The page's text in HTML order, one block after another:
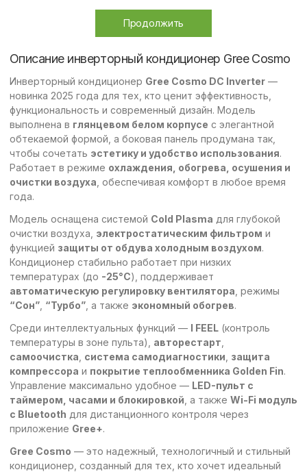
Продолжить
Описание инверторный кондиционер Gree Cosmo
Инверторный кондиционер Gree Cosmo DC Inverter —
новинка 2025 года для тех, кто ценит эффективность,
функциональность и современный дизайн. Модель
выполнена в глянцевом белом корпусе с элегантной
обтекаемой формой, а боковая панель продумана так,
чтобы сочетать эстетику и удобство использования.
Работает в режиме охлаждения, обогрева, осушения и
очистки воздуха , обеспечивая комфорт в любое время
года.
Модель оснащена системой Cold Plasma для глубокой
очистки воздуха, электростатическим фильтром и
функцией защиты от обдува холодным воздухом.
Кондиционер стабильно работает при низких
температурах (до -25°C), поддерживает
автоматическую регулировку вентилятора , режимы
“Сон” “Турбо” , а также экономный обогрев.
Среди интеллектуальных функций — I FEEL (контроль
температуры в зоне пульта), авторестарт
самоочистка система самодиагностики защита
компрессора и покрытие теплообменника Golden Fin.
Управление максимально удобное — LED-пульт с
таймером, часами и блокировкой , а также Wi-Fi модуль
с Bluetooth для дистанционного контроля через
приложение Gree+.
Gree Cosmo — это надежный, технологичный и стильный
кондиционер, созданный для тех, кто хочет идеальный